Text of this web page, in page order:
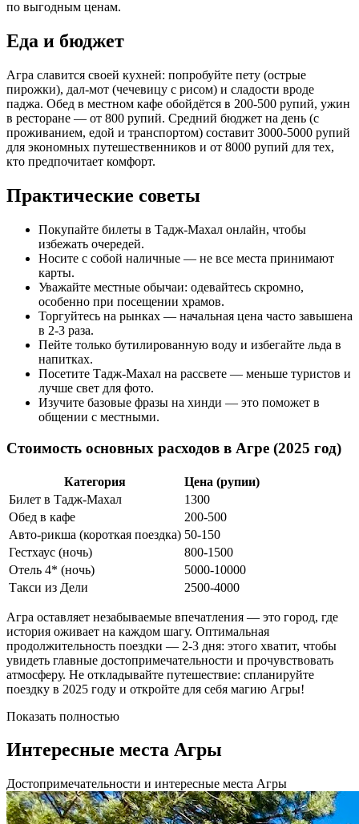
по выгодным ценам.
Еда и бюджет
Агра славится своей кухней: попробуйте пету (острые
пирожки), дал-мот (чечевицу с рисом) и сладости вроде
паджа. Обед в местном кафе обойдётся в 200-500 рупий, ужин
в ресторане — от 800 рупий. Средний бюджет на день (с
проживанием, едой и транспортом) составит 3000-5000 рупий
для экономных путешественников и от 8000 рупий для тех,
кто предпочитает комфорт.
Практические советы
Покупайте билеты в Тадж-Махал онлайн, чтобы
избежать очередей.
Носите с собой наличные — не все места принимают
карты.
Уважайте местные обычаи: одевайтесь скромно,
особенно при посещении храмов.
Торгуйтесь на рынках — начальная цена часто завышена
в 2-3 раза.
Пейте только бутилированную воду и избегайте льда в
напитках.
Посетите Тадж-Махал на рассвете — меньше туристов и
лучше свет для фото.
Изучите базовые фразы на хинди — это поможет в
общении с местными.
Стоимость основных расходов в Агре (2025 год)
Категория
Цена (рупии)
Билет в Тадж-Махал
1300
Обед в кафе
200-500
Авто-рикша (короткая поездка) 50-150
Гестхаус (ночь)
800-1500
Отель 4* (ночь)
5000-10000
Такси из Дели
2500-4000
Агра оставляет незабываемые впечатления — это город, где
история оживает на каждом шагу. Оптимальная
продолжительность поездки — 2-3 дня: этого хватит, чтобы
увидеть главные достопримечательности и прочувствовать
атмосферу. Не откладывайте путешествие: спланируйте
поездку в 2025 году и откройте для себя магию Агры!
Показать полностью
Интересные места Агры
Достопримечательности и интересные места Агры